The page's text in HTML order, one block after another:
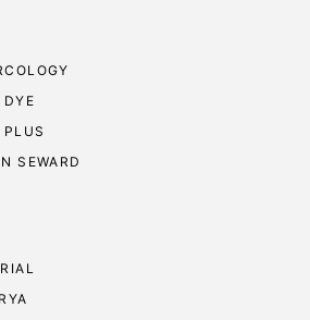
DYE
PLUS
SEWARD